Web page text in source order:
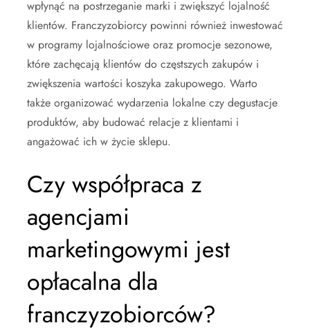
wpłynąć na postrzeganie marki i zwiększyć lojalność
klientów. Franczyzobiorcy powinni również inwestować
w programy lojalnościowe oraz promocje sezonowe,
które zachęcają klientów do częstszych zakupów i
zwiększenia wartości koszyka zakupowego. Warto
także organizować wydarzenia lokalne czy degustacje
produktów, aby budować relacje z klientami i
angażować ich w życie sklepu.
Czy współpraca z
agencjami
marketingowymi jest
opłacalna dla
franczyzobiorców?